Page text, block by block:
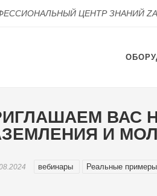
ЦЕНТР ЗНАНИЙ
ВАС
И
вебинары Реальные